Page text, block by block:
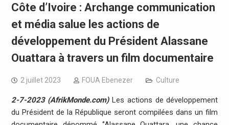
Côte d’Ivoire : Archange communication
et média salue les actions de
développement du Président Alassane
Ouattara à travers un film documentaire
2 juillet 2023 FOUA Ebenezer Culture
2-7-2023 (AfrikMonde.com)Les actions de développement
du Président de la République seront compilées dans un film